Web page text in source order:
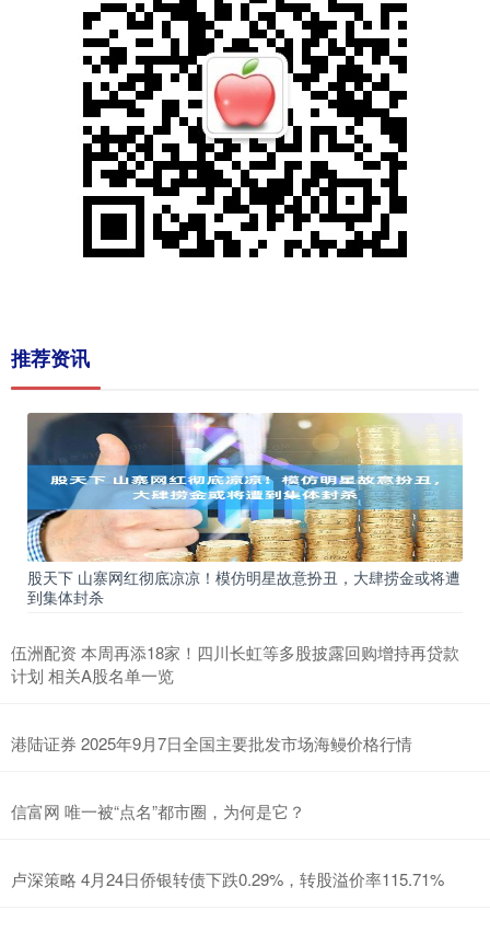
推荐资讯
股天下 山寨网红彻底凉凉！模仿明星故意扮丑，大肆捞金或将遭
到集体封杀
伍洲配资 本周再添18家！四川长虹等多股披露回购增持再贷款
计划 相关A股名单一览
港陆证券 2025年9月7日全国主要批发市场海鳗价格行情
信富网 唯一被“点名”都市圈，为何是它？
卢深策略 4月24日侨银转债下跌0.29%，转股溢价率115.71%